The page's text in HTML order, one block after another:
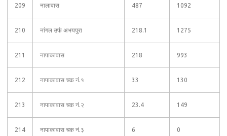
209 नालावास 487 1092
210 नांगल उर्फ अभयपुरा 218.1 1275
211 नापाकावास 218 993
212 नापाकावास चक नं.१ 33 130
213 नापाकावास चक नं.२ 23.4 149
214 नापाकावास चक नं.३ 6 0